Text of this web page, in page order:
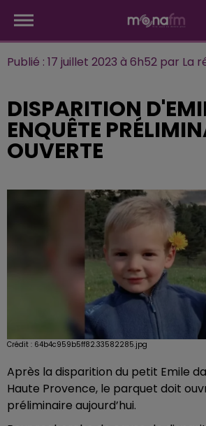
Publié : 17 juillet 2023 à 6h52 par La
DISPARITION
ENQUÊTE
OUVERTE
Crédit : 64b4c959b5ff82.33582285.jpg
Après la disparition du petit Emile
Haute Provence, le parquet doit
préliminaire aujourd’hui.